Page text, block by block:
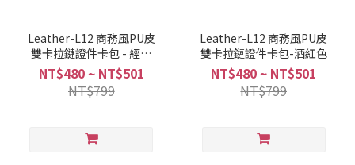
Leather-L12 商務風PU皮
雙卡拉鏈證件卡包 - 經典
NT$480 ~ NT$501
NT$799
Leather-L12 商務風PU皮
雙卡拉鏈證件卡包-酒紅色
NT$480 ~ NT$501
NT$799